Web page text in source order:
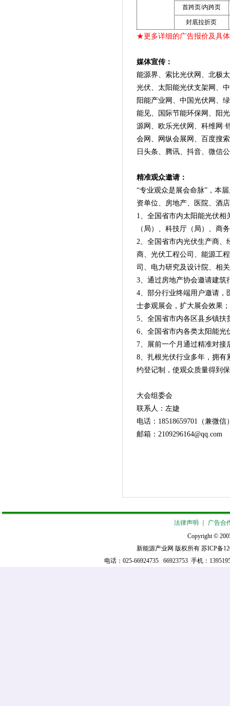
首跨页/内跨页
封底拉折页
★更多详细的广告报价及具
媒体宣传：
能源界、索比光伏网、北极
光伏、太阳能光伏支架网、
阳能产业网、中国光伏网、
能见、国际节能环保网、阳
源网、欧乐光伏网、科维网·
会网、网纵会展网、百度搜
日头条、腾讯、抖音、微信
精准观众邀请：
“专业观众是展会命脉”，本
资单位、房地产、医院、酒
1、 全国省市内太阳能光伏相
（局）、科技厅（局）、商
2、 全国省市内光伏生产商、
商、光伏工程公司、能源工
司、电力研究及设计院、相
3、 通过房地产协会邀请建筑
4、 部分行业终端用户邀请，
士参观展会，扩大展会效果；
5、 全国省市内各区县乡镇扶
6、 全国省市内各类太阳能光
7、 展前一个月通过精准对接
8、 扎根光伏行业多年，拥有
约登记制，使观众质量得到
大会组委会
联系人：左婕
电话：18518659701（兼微信
邮箱：2109296164@qq.com
法律声明
广告合
Copyright ©
新能源产业网 版权所有 苏ICP备
电话：025-66924735 66923753 手机：